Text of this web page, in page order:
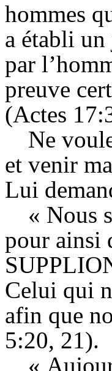
hommes
a établi
par
preuve
(Actes
Ne
et venir
Lui
« Nous
pour ainsi
Celui qui
afin que
5:20, 21).
«